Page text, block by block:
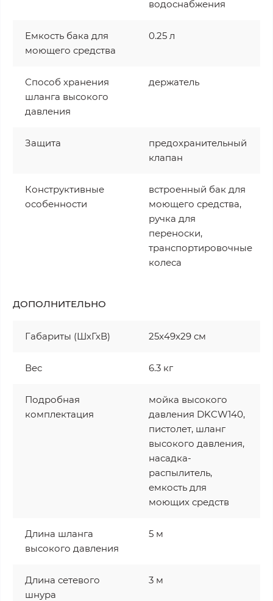
водоснабжения
Емкость бака для
моющего средства
0.25 л
Способ хранения
шланга высокого
давления
держатель
Защита
предохранительный
клапан
Конструктивные
особенности
встроенный бак для
моющего средства,
ручка для
переноски,
транспортировочные
колеса
ДОПОЛНИТЕЛЬНО
Габариты (ШхГхВ) 25x49x29 см
Вес 6.3 кг
Подробная
комплектация
мойка высокого
давления DKCW140,
пистолет, шланг
высокого давления,
насадка-
распылитель,
емкость для
моющих средств
Длина шланга
высокого давления
5 м
Длина сетевого
шнура
3 м